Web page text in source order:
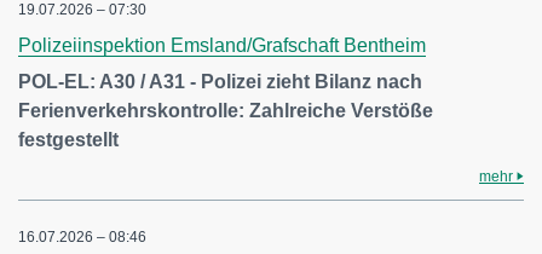
19.07.2026 – 07:30
Polizeiinspektion Emsland/Grafschaft Bentheim
POL-EL: A30 / A31 - Polizei zieht Bilanz nach
Ferienverkehrskontrolle: Zahlreiche Verstöße
festgestellt
mehr
16.07.2026 – 08:46